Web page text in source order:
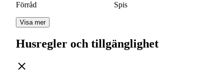
Förråd Spis
Visa mer
Husregler och tillgänglighet